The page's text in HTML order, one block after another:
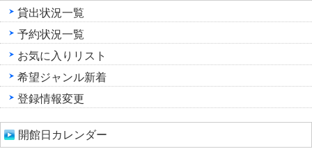
貸出状況一覧
予約状況一覧
お気に入りリスト
希望ジャンル新着
登録情報変更
開館日カレンダー